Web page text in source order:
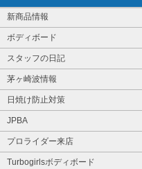
新商品情報
ボディボード
スタッフの日記
茅ヶ崎波情報
日焼け防止対策
JPBA
プロライダー来店
Turbogirlsボディボード